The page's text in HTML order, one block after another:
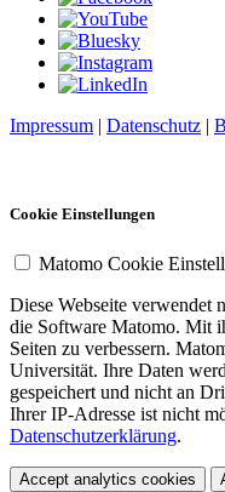
Impressum | Datenschutz |
Cookie Einstellungen
Matomo Cookie
Diese Webseite verwendet
die Software Matomo. Mit
Seiten zu verbessern.
Universität. Ihre Daten
gespeichert und nicht an
Ihrer IP-Adresse ist nicht
Datenschutzerklärung.
Accept analytics cookies